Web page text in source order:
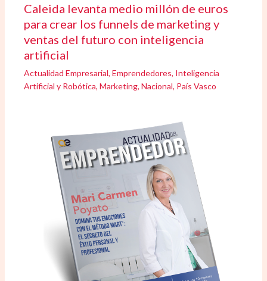
Caleida levanta medio millón de euros
para crear los funnels de marketing y
ventas del futuro con inteligencia
artificial
Actualidad Empresarial,Emprendedores, Inteligencia
Artificial y Robótica,Marketing,Nacional, País Vasco